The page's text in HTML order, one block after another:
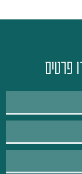
פרטים